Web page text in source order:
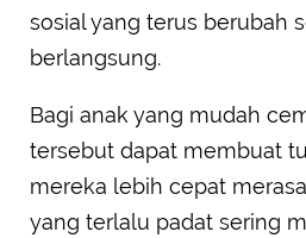
sosial yang terus berubah
berlangsung.
Bagi anak yang mudah
tersebut dapat membuat
mereka lebih cepat
yang terlalu padat sering